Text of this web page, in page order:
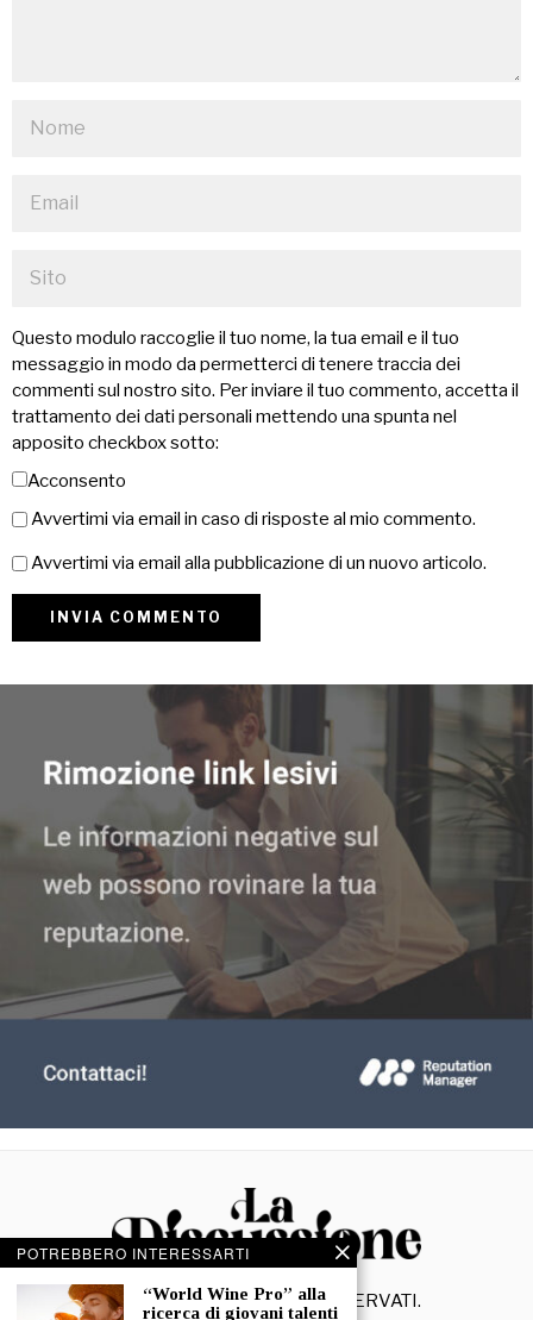
Questo modulo raccoglie il tuo nome, la tua email e il tuo
messaggio in modo da permetterci di tenere traccia dei
commenti sul nostro sito. Per inviare il tuo commento, accetta il
trattamento dei dati personali mettendo una spunta nel
apposito checkbox sotto:
Acconsento
Avvertimi via email in caso di risposte al mio commento.
Avvertimi via email alla pubblicazione di un nuovo articolo.
© 2026- TUTTI I DIRITTI RISERVATI.
POTREBBERO INTERESSARTI
“World Wine Pro” alla
ricerca di giovani talenti